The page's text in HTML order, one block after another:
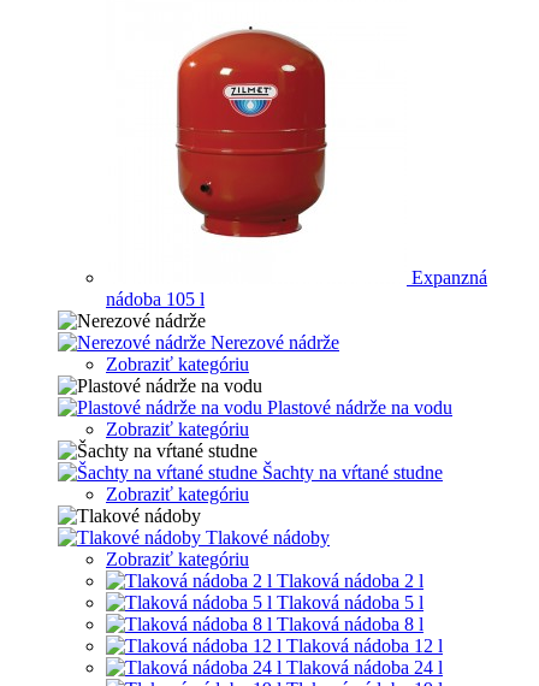
Expanzná
nádoba 105 l
Nerezové nádrže
Zobraziť kategóriu
Plastové nádrže na vodu
Zobraziť kategóriu
Šachty na vŕtané studne
Zobraziť kategóriu
Tlakové nádoby
Zobraziť kategóriu
Tlaková nádoba 2 l
Tlaková nádoba 5 l
Tlaková nádoba 8 l
Tlaková nádoba 12 l
Tlaková nádoba 24 l